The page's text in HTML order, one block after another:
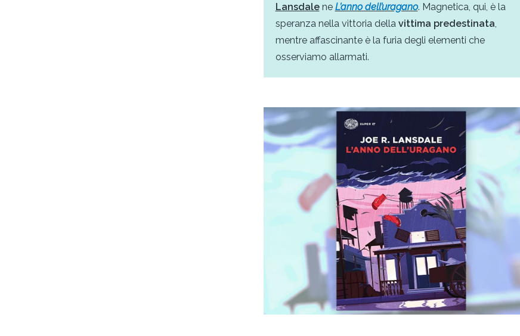
Lansdalene L’anno dell’uragano. Magnetica, qui, è la
speranza nella vittoria della vittima predestinata,
mentre affascinante è la furia degli elementi che
osserviamo allarmati.